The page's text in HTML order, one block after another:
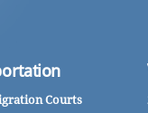
Courts